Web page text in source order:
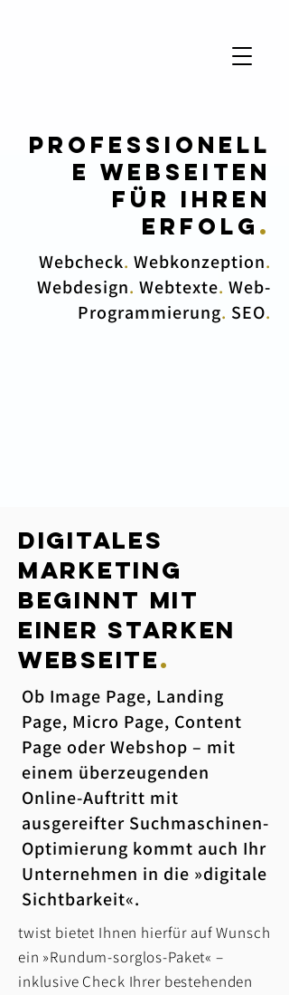
Professionell
e Webseiten
für Ihren
Erfolg .
Webcheck. Webkonzeption.
Webdesign. Webtexte. Web-
Programmierung. SEO.
Digitales
marketing
beginnt mit
einer starken
Webseite.
Ob Image Page, Landing
Page, Micro Page, Content
Page oder Webshop – mit
einem überzeugenden
Online-Auftritt mit
ausgereifter Suchmaschinen-
Optimierung kommt auch Ihr
Unternehmen in die »digitale
Sichtbarkeit«.
twist bietet Ihnen hierfür auf Wunsch
ein »Rundum-sorglos-Paket« –
inklusive Check Ihrer bestehenden